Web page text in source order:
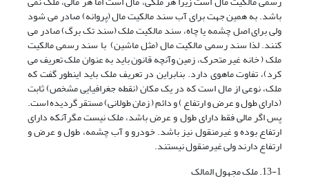
باشد. به همین جهت برای آب سند مالکیت مال (پروانه) صادر می شود
ولی برای اصل چشمه یا چاه، سند مالکیت ملک (سند تک برگ) صادر می
کنند. لذا سند رسمی مالکیت مال (مثل ماشین) با سند رسمی مالکیت
ملک ( خانه غیر متحرک، زمین وآنچه قانون باید به عنوان ملک تعریف می
کرد)، تفاوت ماهوی دارد. بنابراین در تعریف ملک باید اینطور گفت که
ملک، نوعی از مال است که در یک مکان (نقطه جغرافیایی مشخص) ثابت
(دارای طول و عرض و ارتفاع ) و دائم ( زمان طولانی) مستقر گردیده است.
پس اگر مالی فقط دارای طول و عرض باشد، ملک نیست مگرآنکه دارای
ارتفاع بوده و غیرمنقول نیز باشد. خودرو و آب چشمه، طول و عرض و
ارتفاع دارند ولی غیرمنقول نیستند.
13-1. ملک مجهول المالک